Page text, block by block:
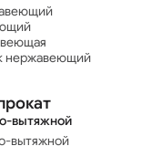
нержавеющий
вытяжной
вытяжной